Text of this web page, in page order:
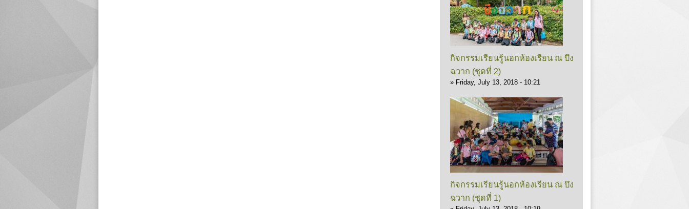
กิจกรรมเรียนรู้นอกห้องเรียน ณ บึง
ฉวาก (ชุดที่ 2)
» Friday, July 13, 2018 - 10:21
กิจกรรมเรียนรู้นอกห้องเรียน ณ บึง
ฉวาก (ชุดที่ 1)